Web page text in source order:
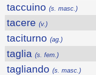
taccuino (s. masc.)
tacere (v.)
taciturno (ag.)
taglia (s. fem.)
tagliando (s. masc.)